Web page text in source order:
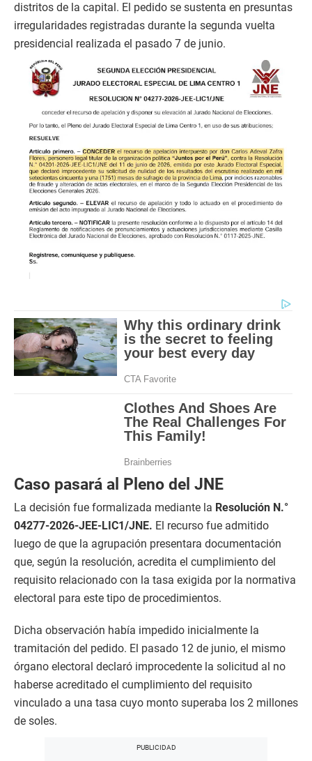
distritos de la capital. El pedido se sustenta en presuntas
irregularidades registradas durante la segunda vuelta
presidencial realizada el pasado 7 de junio.
Caso pasará al Pleno del JNE
La decisión fue formalizada mediante la Resolución N.°
04277-2026-JEE-LIC1/JNE. El recurso fue admitido
luego de que la agrupación presentara documentación
que, según la resolución, acredita el cumplimiento del
requisito relacionado con la tasa exigida por la normativa
electoral para este tipo de procedimientos.
Dicha observación había impedido inicialmente la
tramitación del pedido. El pasado 12 de junio, el mismo
órgano electoral declaró improcedente la solicitud al no
haberse acreditado el cumplimiento del requisito
vinculado a una tasa cuyo monto superaba los 2 millones
de soles.